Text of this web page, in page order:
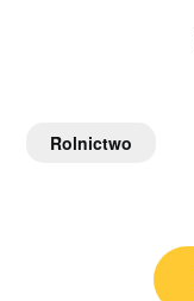
Rolnictwo
Nawigacja